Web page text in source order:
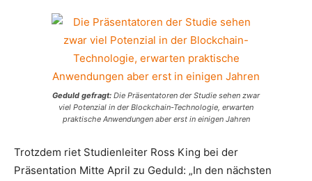
Geduld gefragt: Die Präsentatoren der Studie sehen zwar
viel Potenzial in der Blockchain-Technologie, erwarten
praktische Anwendungen aber erst in einigen Jahren
Trotzdem riet Studienleiter Ross King bei der
Präsentation Mitte April zu Geduld: „In den nächsten